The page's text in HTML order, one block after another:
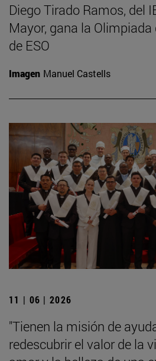
Diego Tirado Ramos, del
Mayor, gana la Olimpiada
de ESO
Imagen Manuel Castells
11 | 06 | 2026
"Tienen la misión de
redescubrir el valor de la